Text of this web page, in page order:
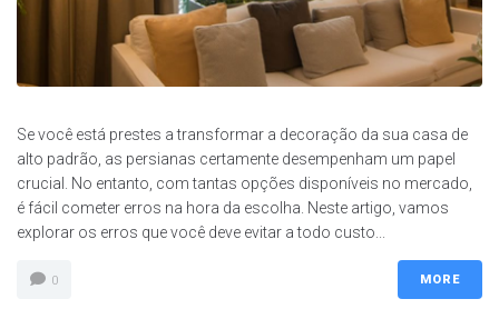
Se você está prestes a transformar a decoração da sua casa de
alto padrão, as persianas certamente desempenham um papel
crucial. No entanto, com tantas opções disponíveis no mercado,
é fácil cometer erros na hora da escolha. Neste artigo, vamos
explorar os erros que você deve evitar a todo custo...
0 MORE